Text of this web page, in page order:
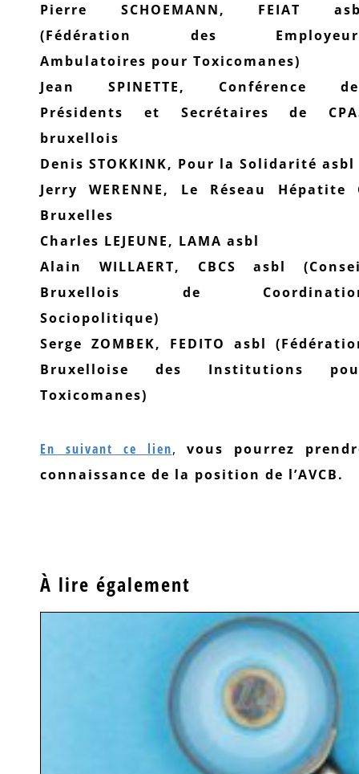
Pierre SCHOEMANN, FEIAT
(Fédération des
Ambulatoires pour Toxicomanes)
Jean SPINETTE, Conférence
Présidents et Secrétaires de
bruxellois
Denis STOKKINK, Pour la Solidarité asbl
Jerry WERENNE, Le Réseau Hépatite
Bruxelles
Charles LEJEUNE, LAMA asbl
Alain WILLAERT, CBCS asbl
Bruxellois de
Sociopolitique)
Serge ZOMBEK, FEDITO asbl
Bruxelloise des Institutions
Toxicomanes)
En suivant ce lien,vous pourrez
connaissance de la position de l’AVCB.
À lire également